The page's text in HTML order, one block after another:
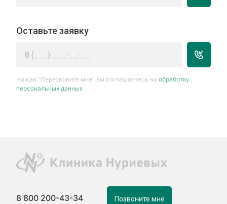
Оставьте заявку
Нажав “Перезвоните мне” вы соглашаетесь наобработку
персональных данных
8 800 200-43-34 Позвоните мне